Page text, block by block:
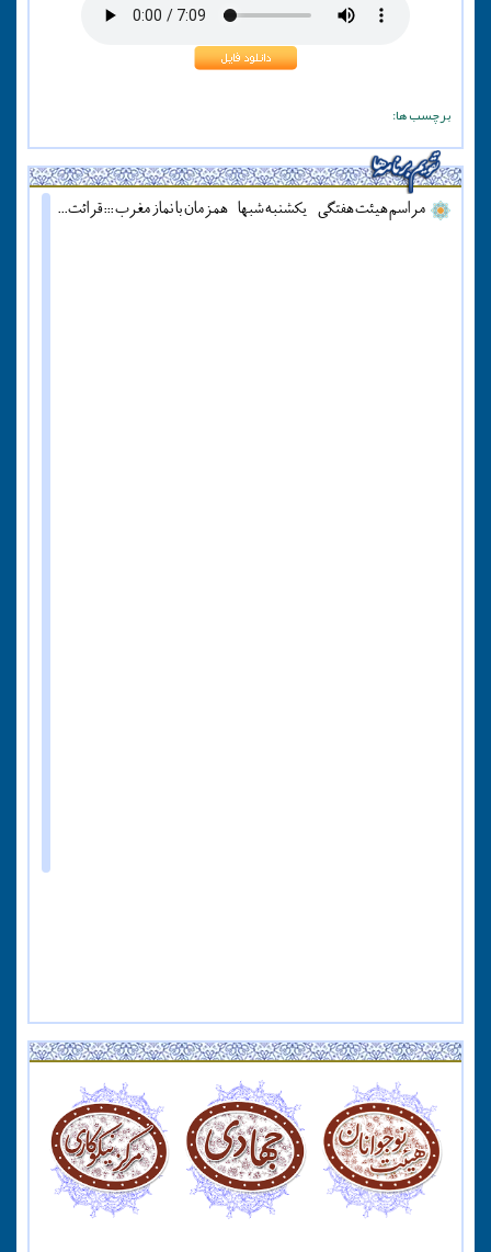
برچسب ها:
مراسم هیئت هفتگی - یکشنبه شبها - همزمان با نماز مغرب ::: قرائت دعای آل یاسین - پنج شنبه ها قبل از اذان مغرب ::: همه روزه نماز جماعت مغرب و عشاء برگزار میشود